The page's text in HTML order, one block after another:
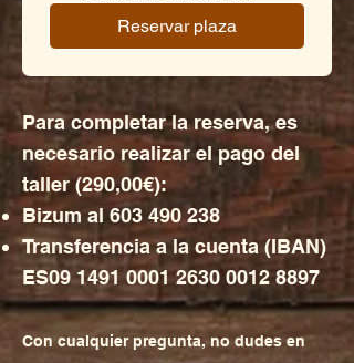
Reservar plaza
Para completar la reserva, es
necesario realizar el pago del
taller (290,00€):
Bizum al603 490 238
Transferencia a la cuenta (IBAN)
ES091491 0001 2630 0012 8897
Con cualquier pregunta, no dudes en